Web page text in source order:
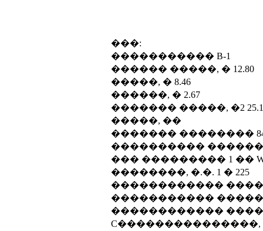
���:
����������� B-1
������ �����, � 12.80
�����, � 8.46
������, � 2.67
������� �����, �2
�����, ��
������� ��������
����������
��� ��������� 1 ��
��������, �.�. 1 � 225
������������
�����������
������������
C���������������,